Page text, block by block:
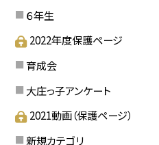
６年生
2022年度保護ページ
育成会
大庄っ子アンケート
2021動画（保護ページ）
新規カテゴリ